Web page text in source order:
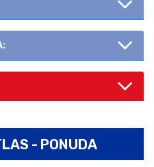
- PONUDA